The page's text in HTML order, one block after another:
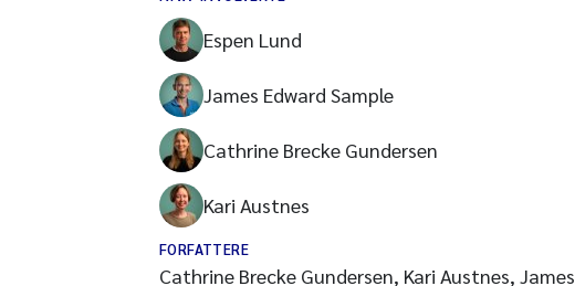
Espen Lund
James Edward Sample
Cathrine Brecke Gundersen
Kari Austnes
FORFATTERE
Cathrine Brecke Gundersen, Kari Austnes, James